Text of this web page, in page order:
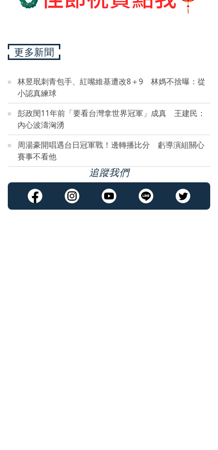
更多新聞
林昱珉刺青包手、紅嘴維基遭改8＋9 林媽不捨曝：從
小認真練球
彭政閔11年前「要看台灣拿世界冠軍」成真 王建民：
內心波濤洶湧
周湯豪開唱遇台日冠軍戰！邊轉播比分 虧導演組關心
賽事不看他
追蹤我們